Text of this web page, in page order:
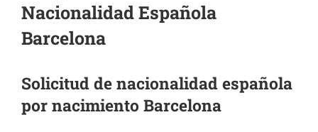
Nacionalidad Española
Barcelona
Solicitud de nacionalidad española
por nacimiento Barcelona